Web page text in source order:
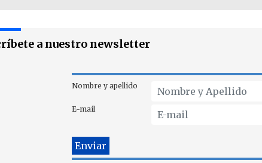
a nuestro newsletter
Nombre y apellido
E-mail